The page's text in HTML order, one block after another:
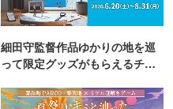
細田守監督作品ゆかりの地を巡
って限定グッズがもらえるチャ